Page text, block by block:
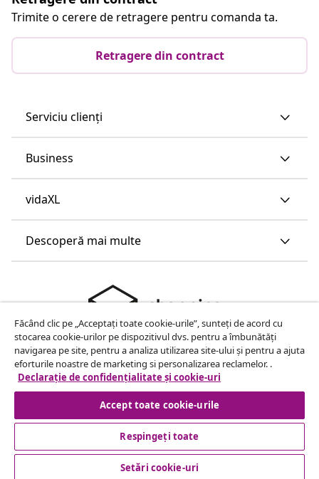
Trimite o cerere de retragere pentru comanda ta.
Retragere din contract
Serviciu clienți
Business
vidaXL
Descoperă mai multe
© 2008-2026 vidaXL www.vidaxl.ro este pagina de internet a
vidaXL Marketplace Europe B.V.
Făcând clic pe „Acceptați toate cookie-urile”, sunteți de acord cu
stocarea cookie-urilor pe dispozitivul dvs. pentru a îmbunătăți
navigarea pe site, pentru a analiza utilizarea site-ului și pentru a ajuta
eforturile noastre de marketing si personalizarea reclamelor. .
Declarație de confidențialitate și cookie-uri
Accept toate cookie-urile
Respingeți toate
Setări cookie-uri